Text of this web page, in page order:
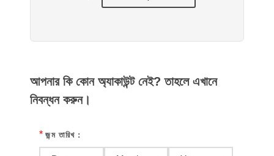
আপনার কি কোন অ্যাকাউন্ট নেই? তাহলে এখানে
নিবন্ধন করুন।
* জন্ম তারিখ :